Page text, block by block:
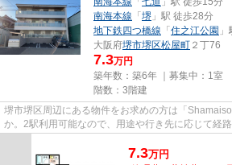
南海本線 「 堺 」駅 徒歩28分
地下鉄四つ橋線 「 住之江公園
大阪府堺市堺区松屋町 ２丁76
7.3万円
築年数：築6年 ｜募集中： 1室
階数：3階建
堺市堺区周辺にある物件をお求めの方は「
か。2駅利用可能なので、用途や行き先に応じて経
7.3万円